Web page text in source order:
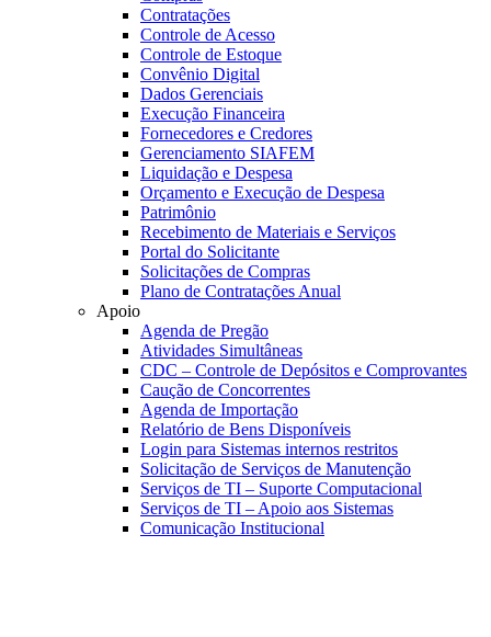
Contratações
Controle de Acesso
Controle de Estoque
Convênio Digital
Dados Gerenciais
Execução Financeira
Fornecedores e Credores
Gerenciamento SIAFEM
Liquidação e Despesa
Orçamento e Execução de Despesa
Patrimônio
Recebimento de Materiais e Serviços
Portal do Solicitante
Solicitações de Compras
Plano de Contratações Anual
Apoio
Agenda de Pregão
Atividades Simultâneas
CDC – Controle de Depósitos e Comprovantes
Caução de Concorrentes
Agenda de Importação
Relatório de Bens Disponíveis
Login para Sistemas internos restritos
Solicitação de Serviços de Manutenção
Serviços de TI – Suporte Computacional
Serviços de TI – Apoio aos Sistemas
Comunicação Institucional